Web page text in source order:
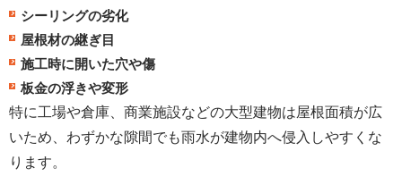
シーリングの劣化
屋根材の継ぎ目
施工時に開いた穴や傷
板金の浮きや変形
特に工場や倉庫、商業施設などの大型建物は屋根面積が広
いため、わずかな隙間でも雨水が建物内へ侵入しやすくな
ります。